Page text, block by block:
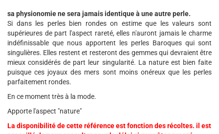
sa physionomie ne sera jamais identique à une autre perle.
Si dans les perles bien rondes on estime que les valeurs sont
supérieures de part l'aspect rareté, elles n'auront jamais le charme
indéfinissable que nous apportent les perles Baroques qui sont
singulières. Elles restent et resteront des gemmes qui devraient être
mieux considérés de part leur singularité. La nature est bien faite
puisque ces joyaux des mers sont moins onéreux que les perles
parfaitement rondes.
En ce moment très à la mode.
Apporte l'aspect "nature"
La disponibilité de cette référence est fonction des récoltes. il est